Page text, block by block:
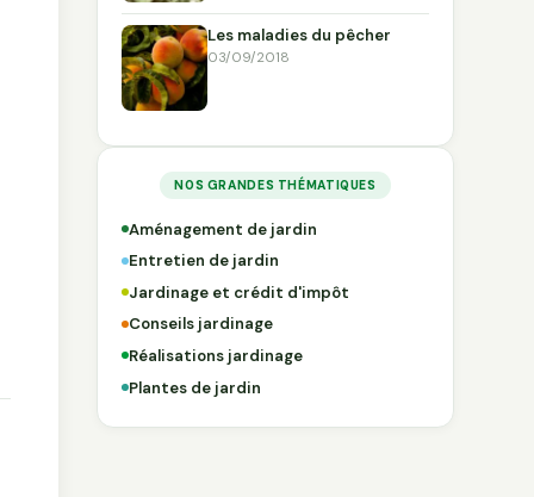
Les maladies du pêcher
03/09/2018
NOS GRANDES THÉMATIQUES
Aménagement de jardin
Entretien de jardin
Jardinage et crédit d'impôt
Conseils jardinage
Réalisations jardinage
Plantes de jardin